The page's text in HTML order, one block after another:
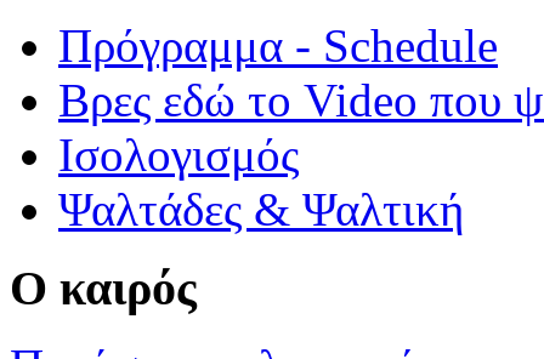
Πρόγραμμα - Schedule
Βρες εδώ το Video που
Ισολογισμός
Ψαλτάδες & Ψαλτική
Ο καιρός